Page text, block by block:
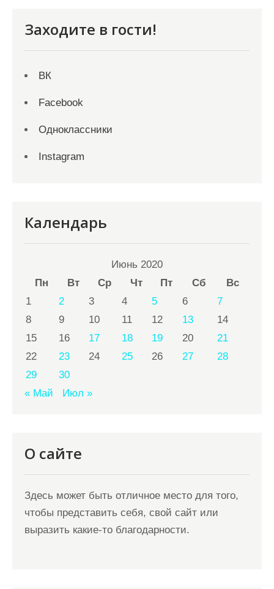
Заходите в гости!
ВК
Facebook
Одноклассники
Instagram
Календарь
Июнь 2020
Пн
Вт Ср Чт Пт Сб
Вс
1
2 3 4 5 6
7
8
9 10 11 12 13
14
15
16 17 18 19 20
21
22
23 24 25 26 27
28
29
30
« Май
Июл »
О сайте
Здесь может быть отличное место для того,
чтобы представить себя, свой сайт или
выразить какие-то благодарности.